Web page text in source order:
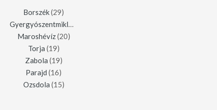
Borszék(29)
Gyergyószentmiklós
Maroshévíz(20)
Torja (19)
Zabola (19)
Parajd (16)
Ozsdola (15)